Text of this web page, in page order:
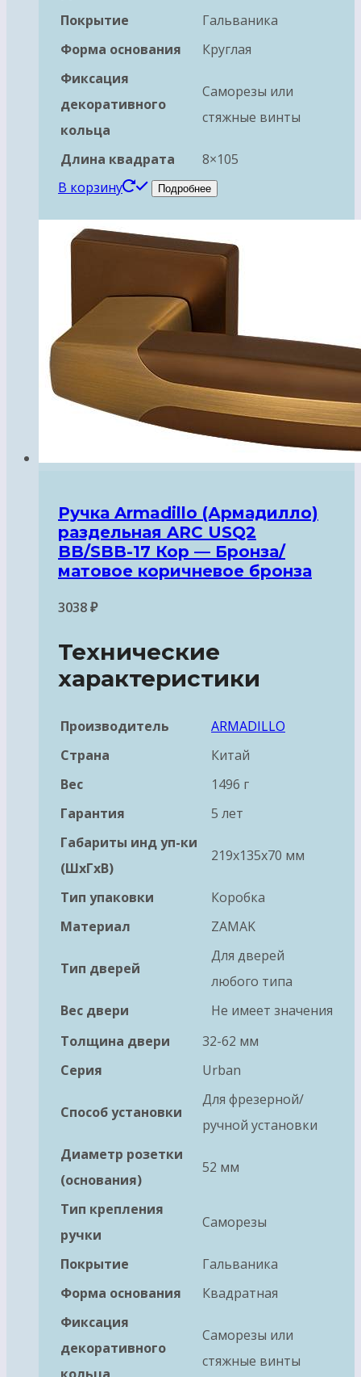
Покрытие
Гальваника
Форма основания
Круглая
Фиксация
декоративного
кольца
Саморезы или
стяжные винты
Длина квадрата
8×105
В корзину
Подробнее
Ручка Armadillo (Армадилло)
раздельная ARC USQ2
BB/SBB-17 Кор — Бронза/
матовое коричневое бронза
3038₽
Технические
характеристики
Производитель
ARMADILLO
Страна
Китай
Вес
1496 г
Гарантия
5 лет
Габариты инд уп-ки
(ШхГхВ)
219x135x70 мм
Тип упаковки
Коробка
Материал
ZAMAK
Тип дверей
Для дверей
любого типа
Вес двери
Не имеет значения
Толщина двери
32-62 мм
Серия
Urban
Способ установки
Для фрезерной/
ручной установки
Диаметр розетки
(основания)
52 мм
Тип крепления
ручки
Саморезы
Покрытие
Гальваника
Форма основания
Квадратная
Фиксация
декоративного
Саморезы или
стяжные винты